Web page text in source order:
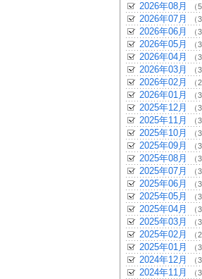
2026年08月 （
2026年07月 （
2026年06月 （
2026年05月 （
2026年04月 （
2026年03月 （
2026年02月 （
2026年01月 （
2025年12月 （
2025年11月 （
2025年10月 （
2025年09月 （
2025年08月 （
2025年07月 （
2025年06月 （
2025年05月 （
2025年04月 （
2025年03月 （
2025年02月 （
2025年01月 （
2024年12月 （
2024年11月 （